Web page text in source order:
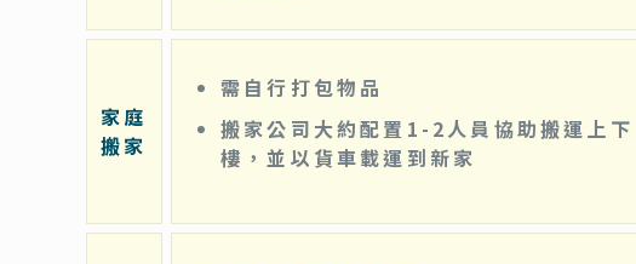
家庭
搬家
需自行打包物品
搬家公司大約配置1-2人員協助搬運上下
樓，並以貨車載運到新家